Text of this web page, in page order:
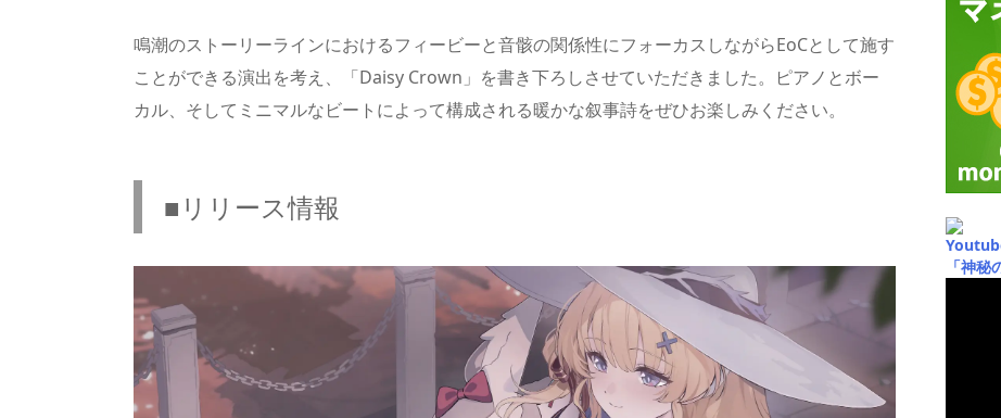
鳴潮のストーリーラインにおけるフィービーと音骸の関係性にフォーカスしながらEoCとして施す
ことができる演出を考え、「Daisy Crown」を書き下ろしさせていただきました。ピアノとボー
カル、そしてミニマルなビートによって構成される暖かな叙事詩をぜひお楽しみください。
■リリース情報
「神秘